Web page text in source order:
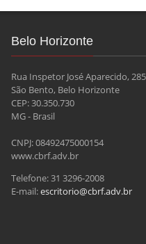
Belo Horizonte
Rua Inspetor José Aparecido, 285
São Bento, Belo Horizonte
CEP: 30.350.730
MG - Brasil
CNPJ: 08492475000154
www.cbrf.adv.br
Telefone: 31 3296-2008
E-mail:escritorio@cbrf.adv.br